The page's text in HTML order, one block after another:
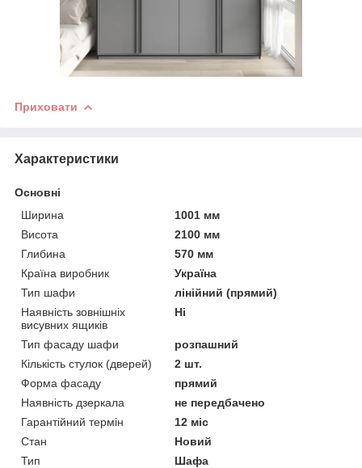
Приховати
Характеристики
Основні
Ширина
1001 мм
Висота
2100 мм
Глибина
570 мм
Країна виробник
Україна
Тип шафи
лінійний (прямий)
Наявність зовнішніх
висувних ящиків
Ні
Тип фасаду шафи
розпашний
Кількість стулок (дверей)
2 шт.
Форма фасаду
прямий
Наявність дзеркала
не передбачено
Гарантійний термін
12 міс
Стан
Новий
Тип
Шафа